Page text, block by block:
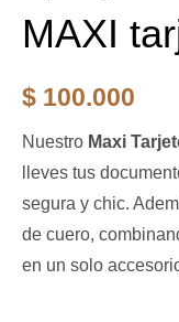
MAXI
$ 100.000
Nuestro Maxi
lleves tus
segura y chic.
de cuero,
en un solo
cantidad